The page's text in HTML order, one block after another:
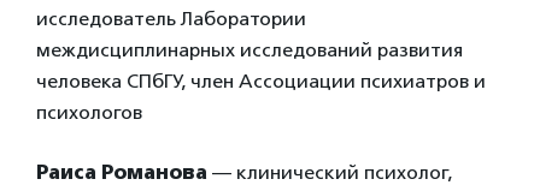
исследователь Лаборатории
междисциплинарных исследований развития
человека СПбГУ, член Ассоциации психиатров и
психологов
Раиса Романова — клинический психолог,